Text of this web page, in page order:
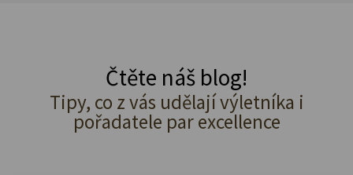
Čtěte náš blog!
Tipy, co z vás udělají výletníka i
pořadatele par excellence